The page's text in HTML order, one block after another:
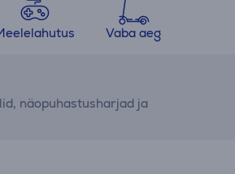
Vaba aeg
näopuhastusharjad ja